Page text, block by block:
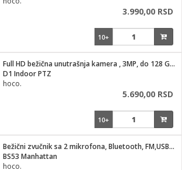
3.990,00 RSD
10+
Full HD bežična unutrašnja kamera , 3MP, do 128 Gb kartica
D1 Indoor PTZ
hoco.
5.690,00 RSD
10+
Bežični zvučnik sa 2 mikrofona, Bluetooth, FM,USB,AUX
BS53 Manhattan
hoco.